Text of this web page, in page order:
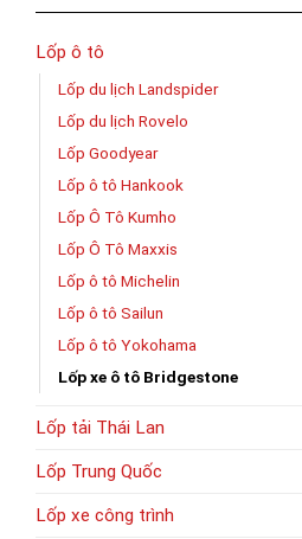
Lốp ô tô
Lốp du lịch Landspider
Lốp du lịch Rovelo
Lốp Goodyear
Lốp ô tô Hankook
Lốp Ô Tô Kumho
Lốp Ô Tô Maxxis
Lốp ô tô Michelin
Lốp ô tô Sailun
Lốp ô tô Yokohama
Lốp xe ô tô Bridgestone
Lốp tải Thái Lan
Lốp Trung Quốc
Lốp xe công trình